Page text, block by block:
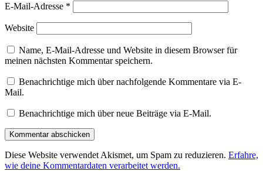
E-Mail-Adresse *
Website
Name, E-Mail-Adresse und Website in diesem Browser für
meinen nächsten Kommentar speichern.
Benachrichtige mich über nachfolgende Kommentare via E-
Mail.
Benachrichtige mich über neue Beiträge via E-Mail.
Diese Website verwendet Akismet, um Spam zu reduzieren. Erfahre,
wie deine Kommentardaten verarbeitet werden.